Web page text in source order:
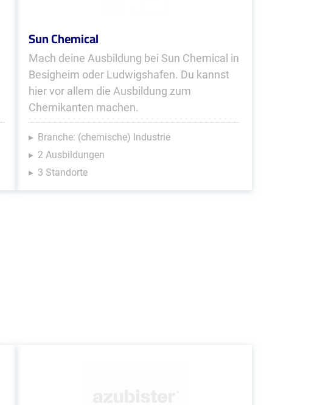
Sun Chemical
Mach deine Ausbildung bei Sun Chemical in
Besigheim oder Ludwigshafen. Du kannst
hier vor allem die Ausbildung zum
Chemikanten machen.
Branche: (chemische) Industrie
2 Ausbildungen
3 Standorte